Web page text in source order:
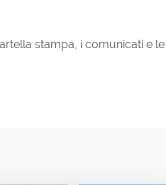
stampa, i comunicati e le